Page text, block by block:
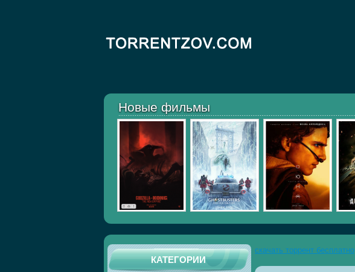
Новые фильмы
КАТЕГОРИИ
скачать торрент бесплатно